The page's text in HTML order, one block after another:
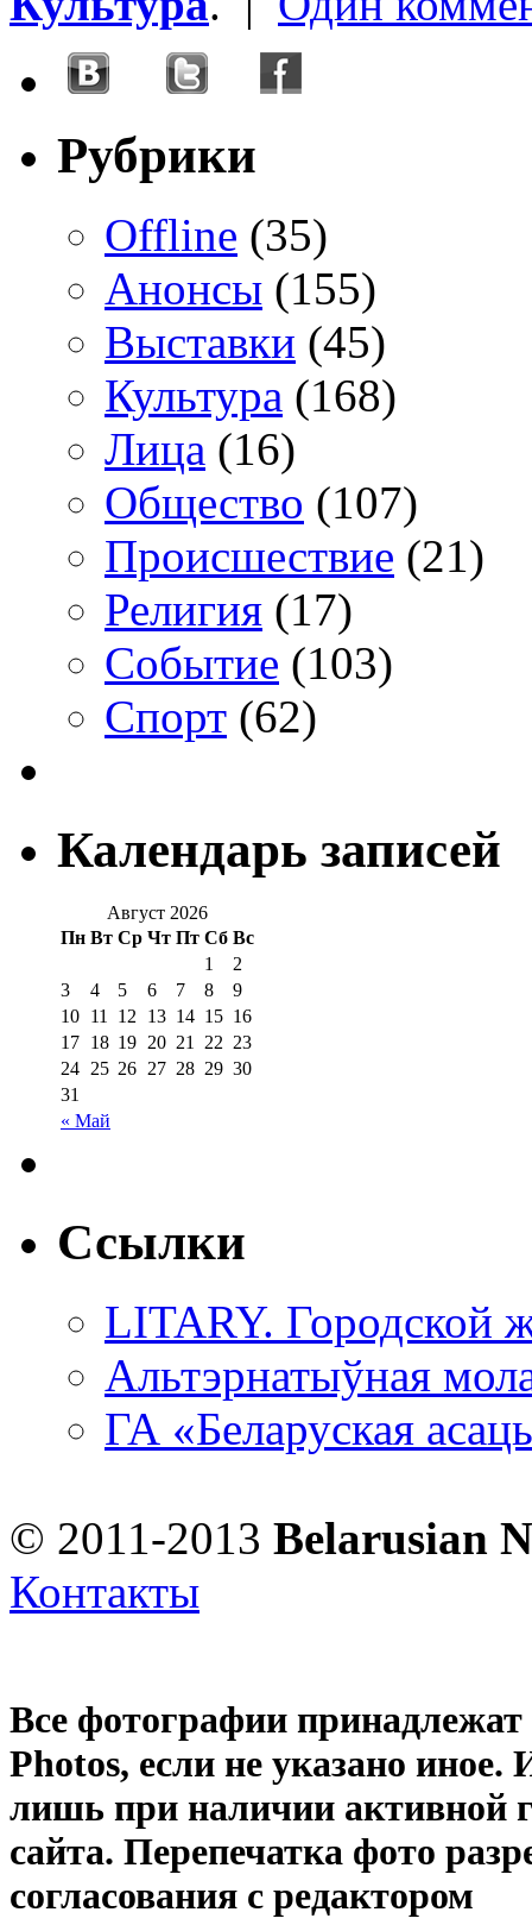
Рубрики
Offline (35)
Анонсы (155)
Выставки (45)
Культура (168)
Лица (16)
Общество (107)
Происшествие (21)
Религия (17)
Событие (103)
Спорт (62)
Календарь записей
Август 2026
Пн Вт Ср Чт Пт Сб Вс
« Май
1
2
3
4 5 6 7 8
9
10 11 12 13 14 15 16
17 18 19 20 21 22 23
24 25 26 27 28 29 30
31
Ссылки
LITARY. Городской
Альтэрнатыўная
ГА «Беларуская
© 2011-2013 Belarusian
Контакты
Все фотографии
Photos, если не указано иное.
лишь при наличии активной
сайта. Перепечатка фото
согласования с редактором